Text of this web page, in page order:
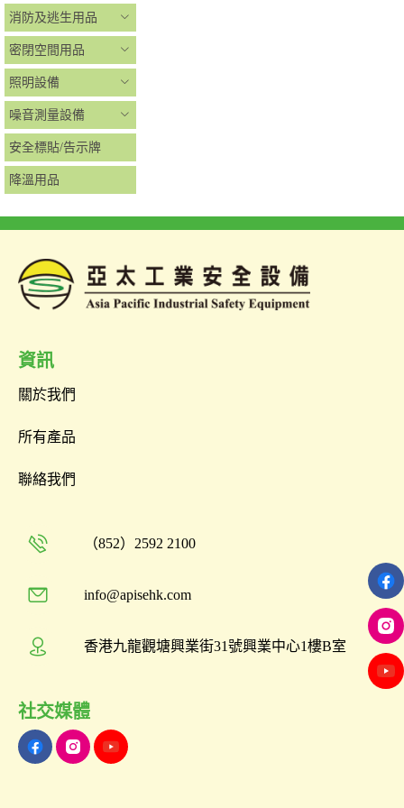
消防及逃生用品
密閉空間用品
照明設備
噪音測量設備
安全標貼/告示牌
降溫用品
資訊
關於我們
所有產品
聯絡我們
（852）2592 2100
info@apisehk.com
香港九龍觀塘興業街31號興業中心1樓B室
社交媒體